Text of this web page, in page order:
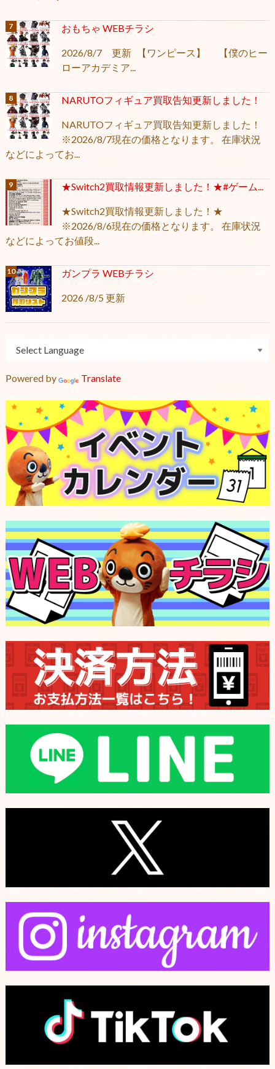
おもちゃ WEBチラシ
2026/8/7 更新 【ワンピース】 【僕のヒー
ローアカデミア...
NARUTOフィギュア買取告知更新しました！
NARUTOフィギュア買取告知更新しました！
※2026/8/7現在の価格となります。 在庫状況
などによってお...
★Switch2買取情報更新しました！★#ゲーム...
★Switch2買取情報更新しました！★
※2026/8/6現在の価格となります。 在庫状況
などによってお値段...
ガンプラ WEBチラシ
2026 /8/5 更新
Powered by Translate